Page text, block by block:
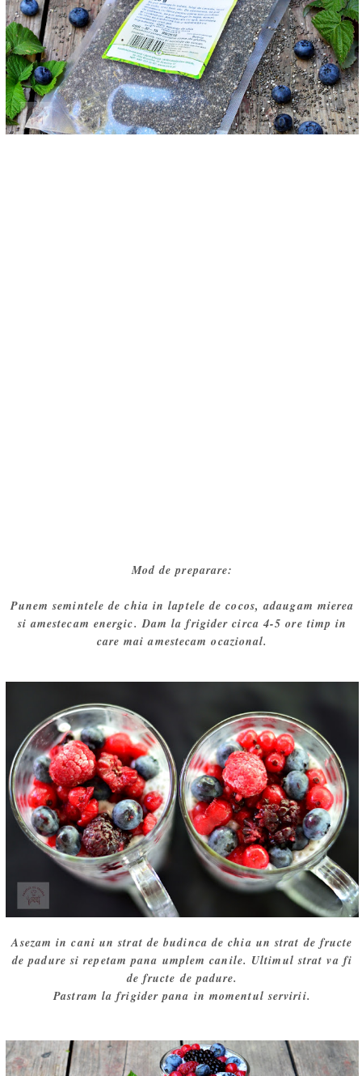
Mod de preparare:
Punem semintele de chia in laptele de cocos, adaugam mierea
si amestecam energic. Dam la frigider circa 4-5 ore timp in
care mai amestecam ocazional.
Asezam in cani un strat de budinca de chia un strat de fructe
de padure si repetam pana umplem canile. Ultimul strat va fi
de fructe de padure.
Pastram la frigider pana in momentul servirii.